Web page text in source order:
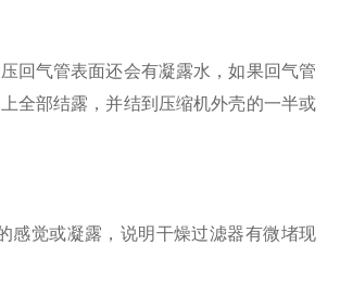
回气管表面还会有凝露水，如果回气管
全部结露，并结到压缩机外壳的一半或
感觉或凝露，说明干燥过滤器有微堵现